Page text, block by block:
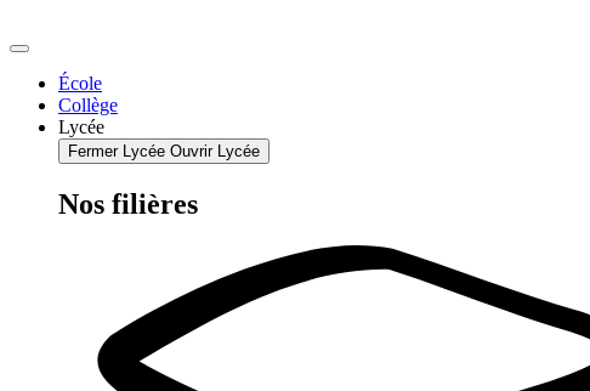
au
École
Collège
Lycée
Fermer Lycée Ouvrir Lycée
Nos filières